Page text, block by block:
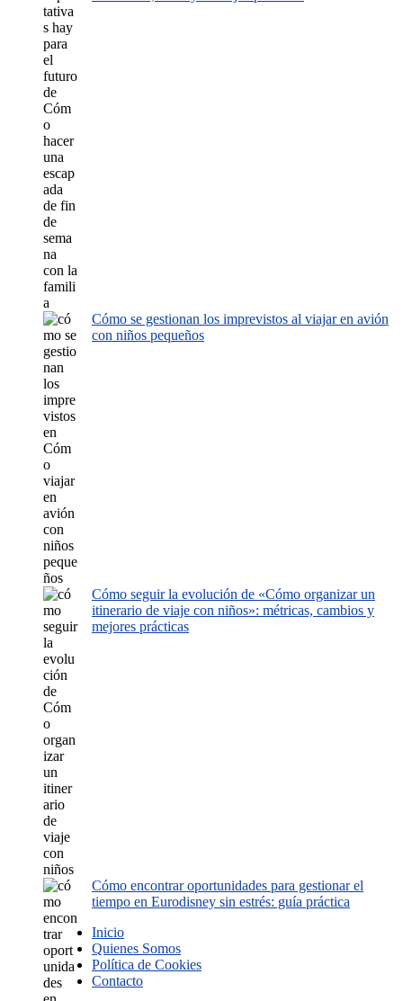
Cómo se gestionan los imprevistos al viajar en avión
con niños pequeños
Cómo seguir la evolución de «Cómo organizar un
itinerario de viaje con niños»: métricas, cambios y
mejores prácticas
Cómo encontrar oportunidades para gestionar el
tiempo en Eurodisney sin estrés: guía práctica
Inicio
Quienes Somos
Política de Cookies
Contacto